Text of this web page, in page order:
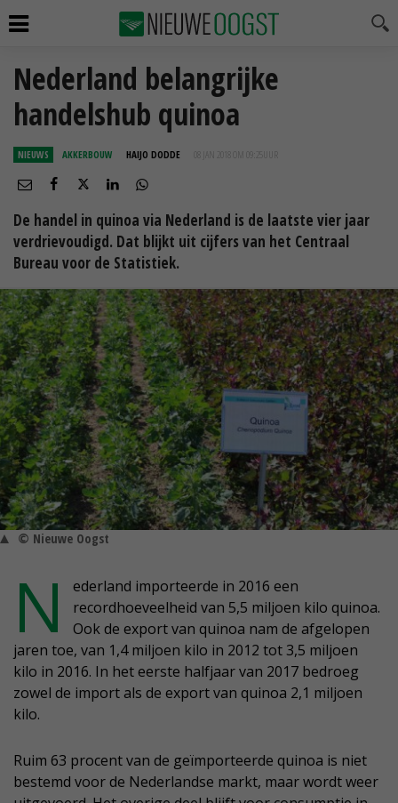
Nederland belangrijke
handelshub quinoa
NIEUWS AKKERBOUW HAIJO DODDE 08 JAN 2018 OM 09:25
De handel in quinoa via Nederland is de laatste vier jaar
verdrievoudigd. Dat blijkt uit cijfers van het Centraal
Bureau voor de Statistiek.
© Nieuwe Oogst
N
ederland importeerde in 2016 een
recordhoeveelheid van 5,5 miljoen kilo quinoa.
Ook de export van quinoa nam de afgelopen
jaren toe, van 1,4 miljoen kilo in 2012 tot 3,5 miljoen
kilo in 2016. In het eerste halfjaar van 2017 bedroeg
zowel de import als de export van quinoa 2,1 miljoen
kilo.
Ruim 63 procent van de geïmporteerde quinoa is niet
bestemd voor de Nederlandse markt, maar wordt weer